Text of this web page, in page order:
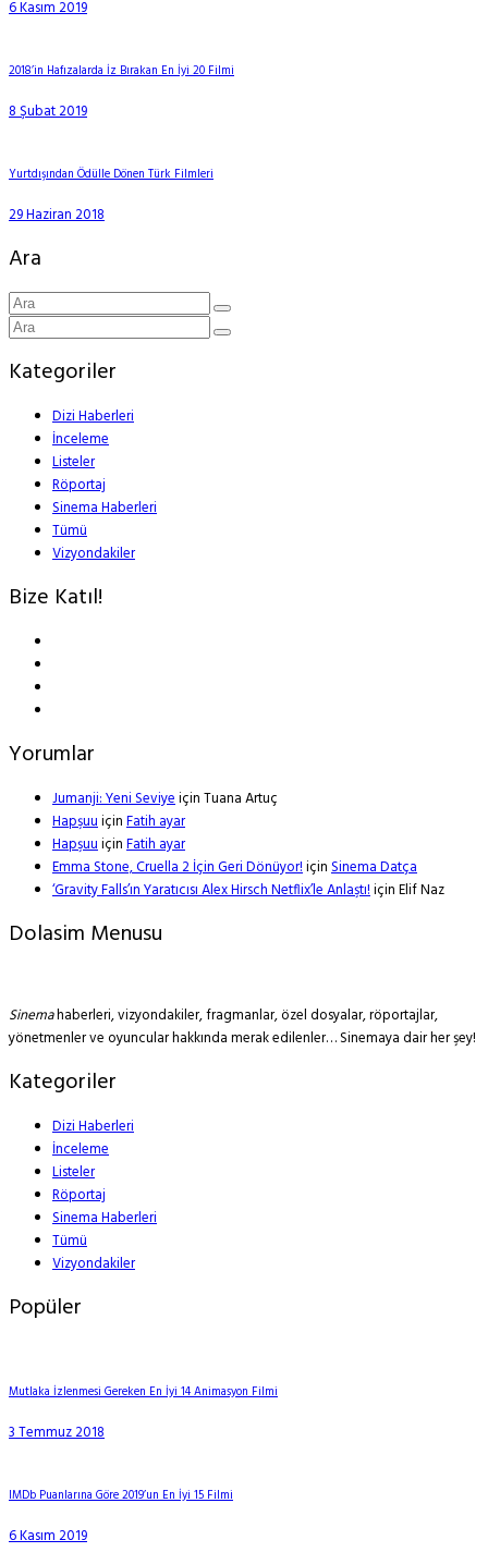
6 Kasım 2019
2018’in Hafızalarda İz Bırakan En İyi 20 Filmi
8 Şubat 2019
Yurtdışından Ödülle Dönen Türk Filmleri
29 Haziran 2018
Ara
Kategoriler
Dizi Haberleri
İnceleme
Listeler
Röportaj
Sinema Haberleri
Tümü
Vizyondakiler
Bize Katıl!
Yorumlar
Jumanji: Yeni SeviyeiçinTuana Artuç
HapşuuiçinFatih ayar
HapşuuiçinFatih ayar
Emma Stone, Cruella 2 İçin Geri Dönüyor!içinSinema Datça
‘Gravity Falls’ın Yaratıcısı Alex Hirsch Netflix’le Anlaştı!içinElif Naz
Dolasim Menusu
Sinemahaberleri, vizyondakiler, fragmanlar, özel dosyalar, röportajlar,
yönetmenler ve oyuncular hakkında merak edilenler… Sinemaya dair her şey!
Kategoriler
Dizi Haberleri
İnceleme
Listeler
Röportaj
Sinema Haberleri
Tümü
Vizyondakiler
Popüler
Mutlaka İzlenmesi Gereken En İyi 14 Animasyon Filmi
3 Temmuz 2018
IMDb Puanlarına Göre 2019’un En İyi 15 Filmi
6 Kasım 2019